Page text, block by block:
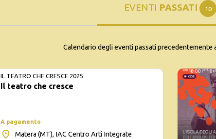
EVENTI PASSATI 10
Calendario degli eventi passati precedentemente
IL TEATRO CHE CRESCE 2025
Il teatro che cresce
A pagamento
Matera (MT), IAC Centro Arti Integrate